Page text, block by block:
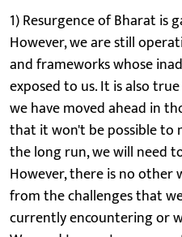
1) Resurgence of Bharat is
However, we are still
and frameworks whose
exposed to us. It is also
we have moved ahead in
that it won't be possible to
the long run, we will need
However, there is no
from the challenges that
currently encountering or